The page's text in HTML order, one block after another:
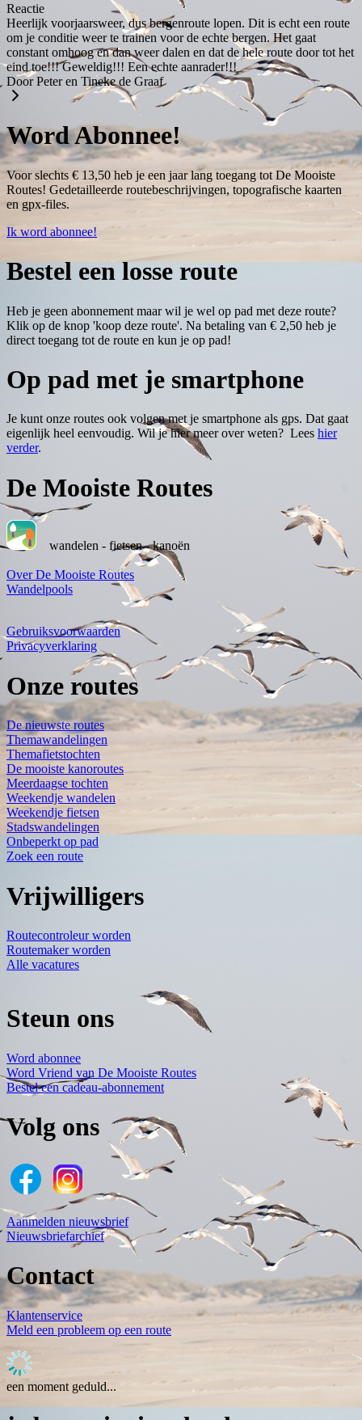
Reactie
Heerlijk voorjaarsweer, dus bergenroute lopen. Dit is echt een route
om je conditie weer te trainen voor de echte bergen. Het gaat
constant omhoog en dan weer dalen en dat de hele route door tot het
eind toe!!! Geweldig!!! Een echte aanrader!!!
Door Peter en Tineke de Graaf
Word Abonnee!
Voor slechts € 13,50 heb je een jaar lang toegang tot De Mooiste
Routes! Gedetailleerde routebeschrijvingen, topografische kaarten
en gpx-files.
Ik word abonnee!
Bestel een losse route
Heb je geen abonnement maar wil je wel op pad met deze route?
Klik op de knop 'koop deze route'. Na betaling van € 2,50 heb je
direct toegang tot de route en kun je op pad!
Op pad met je smartphone
Je kunt onze routes ook volgen met je smartphone als gps. Dat gaat
eigenlijk heel eenvoudig. Wil je hier meer over weten? Lees hier
verder.
De Mooiste Routes
wandelen - fietsen - kanoën
Over De Mooiste Routes
Wandelpools
Gebruiksvoorwaarden
Privacyverklaring
Onze routes
De nieuwste routes
Themawandelingen
Themafietstochten
De mooiste kanoroutes
Meerdaagse tochten
Weekendje wandelen
Weekendje fietsen
Stadswandelingen
Onbeperkt op pad
Zoek een route
Vrijwilligers
Routecontroleur worden
Routemaker worden
Alle vacatures
Steun ons
Word abonnee
Word Vriend van De Mooiste Routes
Bestel een cadeau-abonnement
Volg ons
Aanmelden nieuwsbrief
Nieuwsbriefarchief
Contact
Klantenservice
Meld een probleem op een route
een moment geduld...